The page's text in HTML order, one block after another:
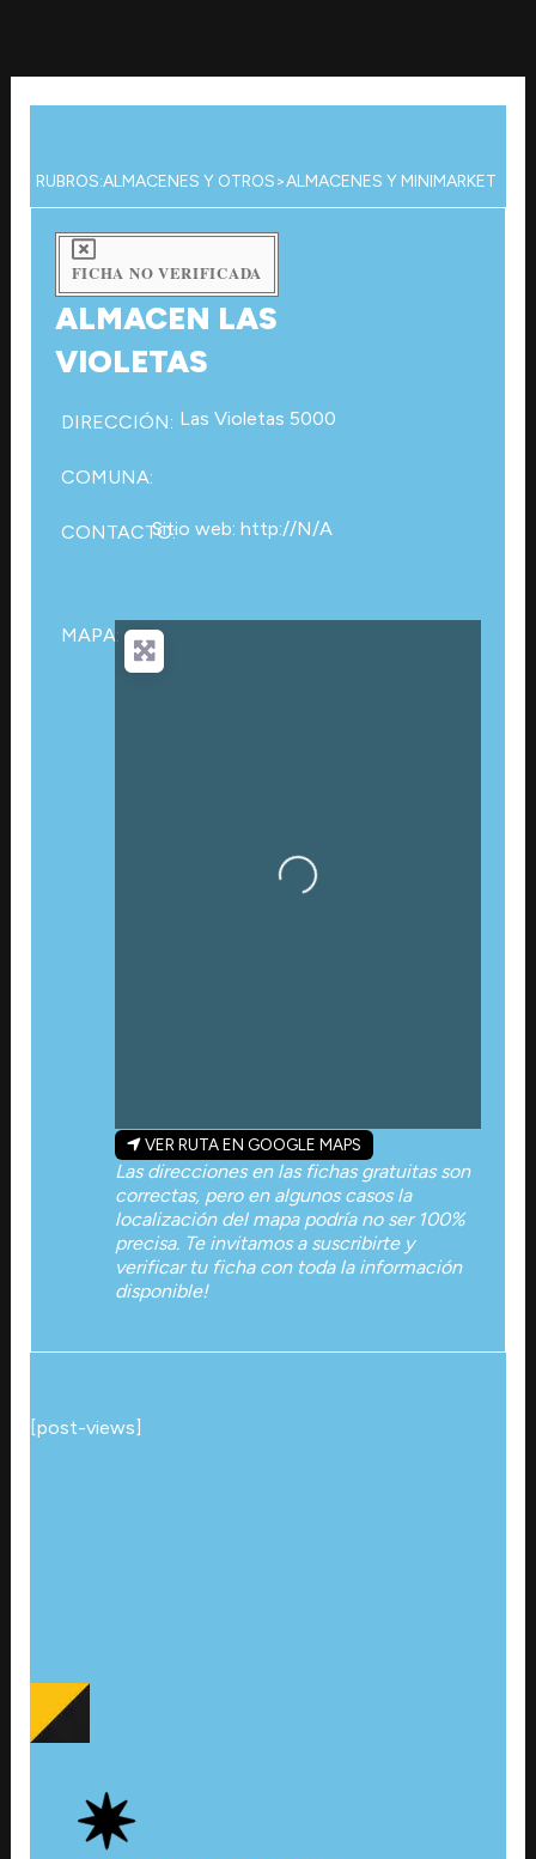
contenido
RUBROS:ALMACENES Y OTROS>ALMACENES Y MINIMARKET
FICHA NO VERIFICADA
ALMACEN LAS
VIOLETAS
DIRECCIÓN: Las Violetas 5000
COMUNA:
CONTACTO:Sitio web: http://N/A
MAPA:
Cargando…
VER RUTA EN GOOGLE MAPS
Las direcciones en las fichas gratuitas son
correctas, pero en algunos casos la
localización del mapa podría no ser 100%
precisa. Te invitamos a suscribirte y
verificar tu ficha con toda la información
disponible!
[post-views]